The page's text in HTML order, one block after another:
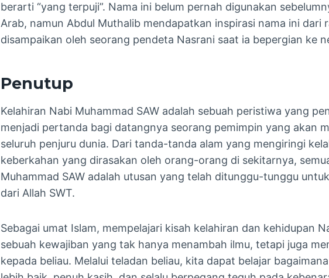
berarti “yang terpuji”. Nama ini belum pernah digunakan
Arab, namun Abdul Muthalib mendapatkan inspirasi nama ini dari
disampaikan oleh seorang pendeta Nasrani saat ia bepergian ke
Penutup
Kelahiran Nabi Muhammad SAW adalah sebuah peristiwa yang
menjadi pertanda bagi datangnya seorang pemimpin yang akan
seluruh penjuru dunia. Dari tanda-tanda alam yang mengiringi
keberkahan yang dirasakan oleh orang-orang di sekitarnya,
Muhammad SAW adalah utusan yang telah ditunggu-tunggu
dari Allah SWT.
Sebagai umat Islam, mempelajari kisah kelahiran dan kehidupan
sebuah kewajiban yang tak hanya menambah ilmu, tetapi juga
kepada beliau. Melalui teladan beliau, kita dapat belajar